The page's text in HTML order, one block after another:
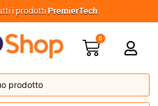
i prodottiPremierTech
0